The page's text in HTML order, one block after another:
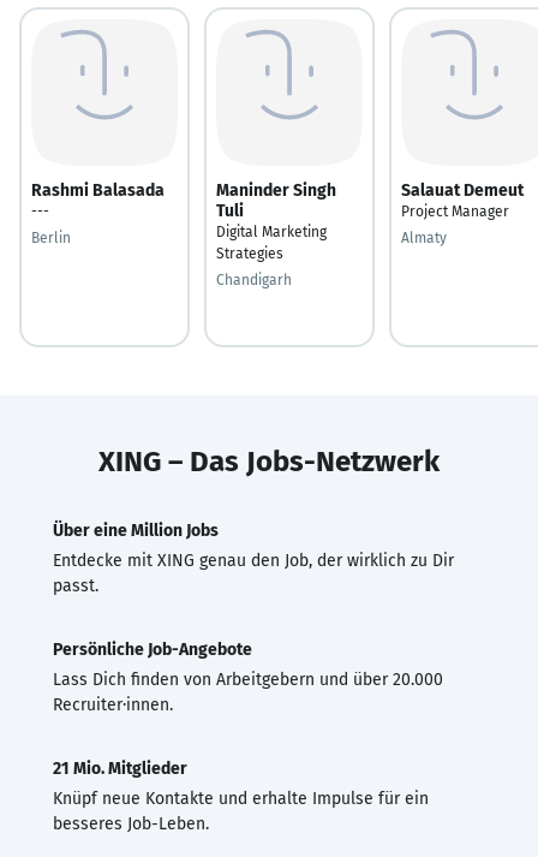
Rashmi Balasada
---
Berlin
Maninder Singh
Tuli
Digital Marketing
Strategies
Chandigarh
Salauat Demeut
Project Manager
Almaty
XING – Das Jobs-Netzwerk
Über eine Million Jobs
Entdecke mit XING genau den Job, der wirklich zu Dir
passt.
Persönliche Job-Angebote
Lass Dich finden von Arbeitgebern und über 20.000
Recruiter·innen.
21 Mio. Mitglieder
Knüpf neue Kontakte und erhalte Impulse für ein
besseres Job-Leben.